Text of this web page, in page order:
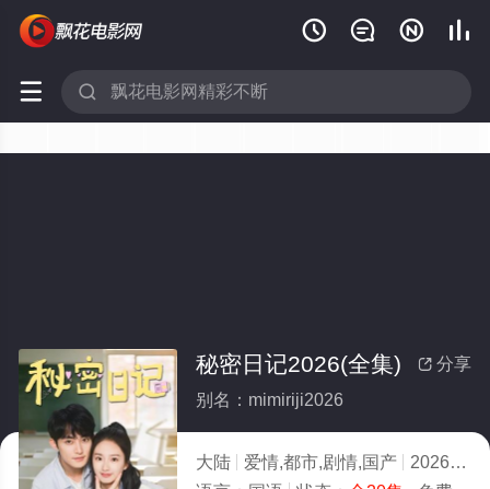
   
 
 分享
秘密日记2026(全集)
别名：mimiriji2026
大陆 爱情,都市,剧情,国产 2026